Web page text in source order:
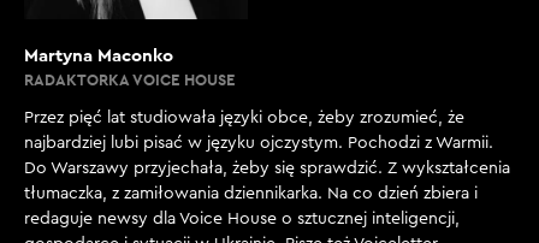
Martyna Maconko
RADAKTORKA VOICE HOUSE
Przez pięć lat studiowała języki obce, żeby zrozumieć, że
najbardziej lubi pisać w języku ojczystym. Pochodzi z Warmii.
Do Warszawy przyjechała, żeby się sprawdzić. Z wykształcenia
tłumaczka, z zamiłowania dziennikarka. Na co dzień zbiera i
redaguje newsy dla Voice House o sztucznej inteligencji,